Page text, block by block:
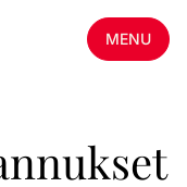
MENU